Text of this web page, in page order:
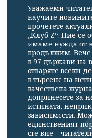
Уважаеми
научите
прочетете
„Клуб Z“. Ние се
имаме нужда от
продължим. Вече
в 97 държави на
отваряте всеки
в търсене на
качествена
допринесете за
истината,
зависимости.
единственият
сте вие –